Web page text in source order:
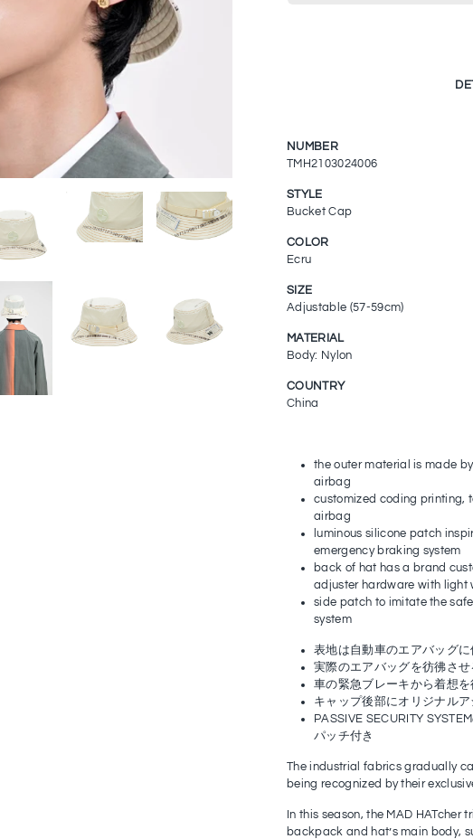
NUMBER
TMH2103024006
STYLE
Bucket Cap
COLOR
Ecru
SIZE
Adjustable (57-59cm)
MATERIAL
Body: Nylon
COUNTRY
China
the outer material is made by
airbag
customized coding printing,
airbag
luminous silicone patch
emergency braking system
back of hat has a brand
adjuster hardware with light
side patch to imitate the
system
表地は自動車のエアバッグ
実際のエアバッグを彷彿さ
車の緊急ブレーキから着想
キャップ後部にオリジナルア
PASSIVE SECURITY
パッチ付き
The industrial fabrics gradually
being recognized by their
In this season, the MAD
backpack and hat’s main body,